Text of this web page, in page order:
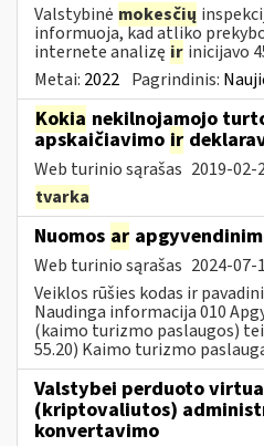
Valstybinė mokesčių
informuoja, kad atliko
internete analizę ir inicijavo
Metai: 2022 Pagrindinis:
Kokia nekilnojamojo
apskaičiavimo ir
Web turinio sąrašas 2019-02-
tvarka
Nuomos ar
Web turinio sąrašas 2024-07-
Veiklos rūšies kodas ir
Naudinga informacija 010
(kaimo turizmo paslaugos)
55.20) Kaimo turizmo
Valstybei perduoto
(kriptovaliutos)
konvertavimo